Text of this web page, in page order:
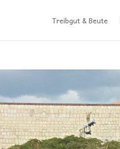
Treibgut & Beute